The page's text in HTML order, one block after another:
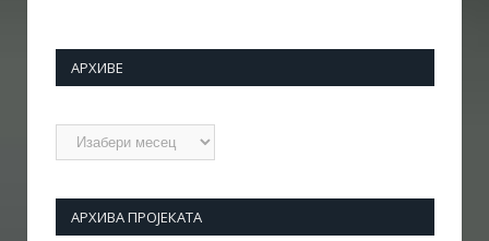
АРХИВЕ
Архиве
АРХИВА ПРОЈЕКАТА